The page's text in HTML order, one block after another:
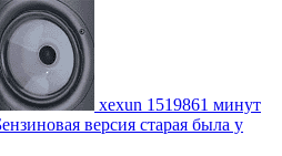
xexun 1519861 минут
версия старая была у